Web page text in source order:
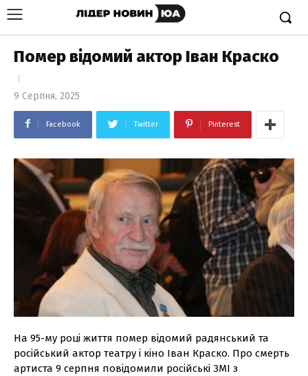
Помер відомий актор Іван Краско
9 Серпня, 2025
Facebook Twitter Pinterest
На 95-му році життя помер відомий радянський та
російський актор театру і кіно Іван Краско. Про смерть
артиста 9 серпня повідомили російські ЗМІ з